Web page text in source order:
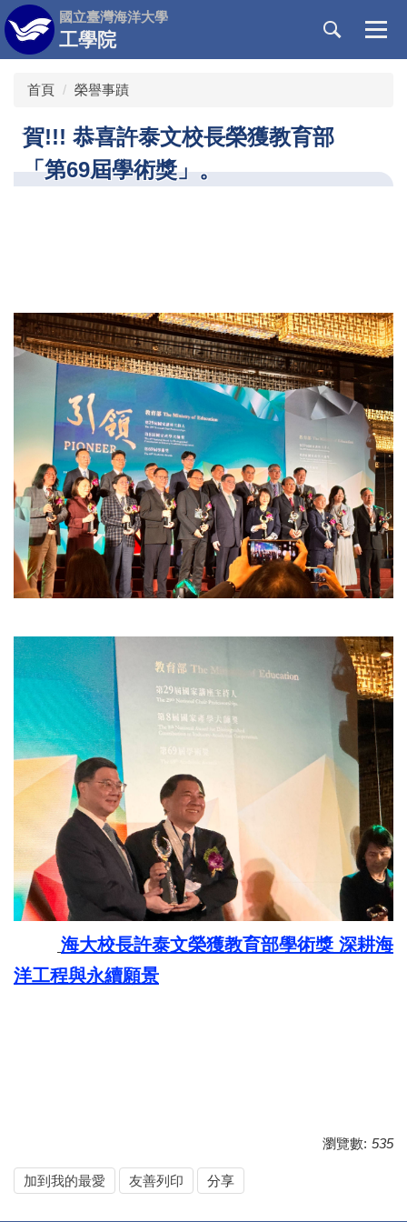
跳
到
主
國立臺灣海洋大學
工學院
首頁 榮譽事蹟
賀!!! 恭喜許泰文校長榮獲教育部
「第69屆學術獎」。
海大校長許泰文榮獲教育部學術獎 深耕海
洋工程與永續願景
瀏覽數: 535
加到我的最愛 友善列印 分享